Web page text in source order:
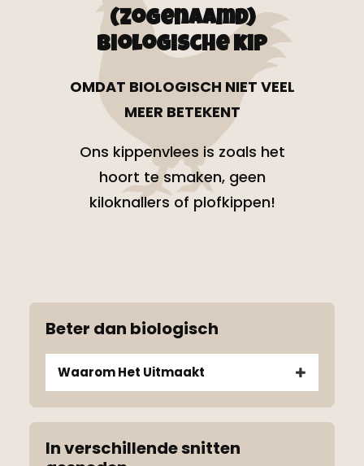
(zogenaamd)
biologische kip
OMDAT BIOLOGISCH NIET VEEL
MEER BETEKENT
Ons kippenvlees is zoals het
hoort te smaken, geen
kiloknallers of plofkippen!
Beter dan biologisch
Waarom Het Uitmaakt
In verschillende snitten